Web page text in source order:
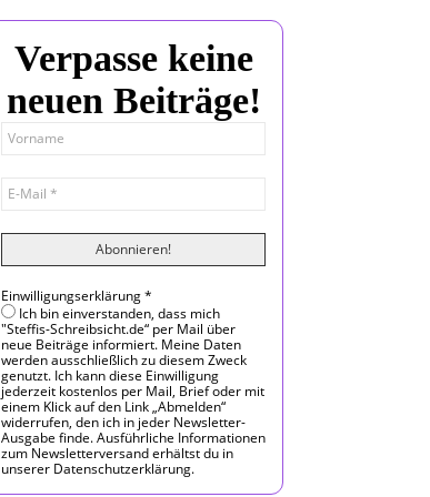
Verpasse keine
neuen Beiträge!
Einwilligungserklärung*
Ich bin einverstanden, dass mich
"Steffis-Schreibsicht.de“ per Mail über
neue Beiträge informiert. Meine Daten
werden ausschließlich zu diesem Zweck
genutzt. Ich kann diese Einwilligung
jederzeit kostenlos per Mail, Brief oder mit
einem Klick auf den Link „Abmelden“
widerrufen, den ich in jeder Newsletter-
Ausgabe finde. Ausführliche Informationen
zum Newsletterversand erhältst du in
unserer Datenschutzerklärung.